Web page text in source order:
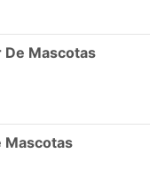
De Mascotas
Mascotas